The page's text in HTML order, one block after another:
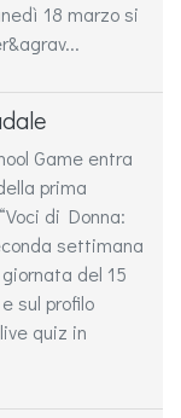
18 marzo si
Game entra
prima
di Donna:
settimana
del 15
sul profilo
quiz in